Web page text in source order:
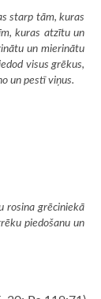
starp tām, kuras
kuras atzītu un
un mierinātu
visus grēkus,
un pestī viņus.
rosina grēciniekā
piedošanu un